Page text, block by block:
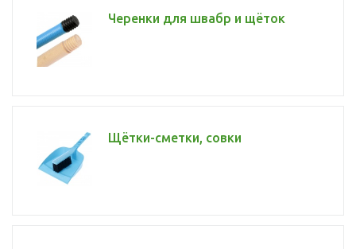
Черенки для швабр и щёток
Щётки-сметки, совки